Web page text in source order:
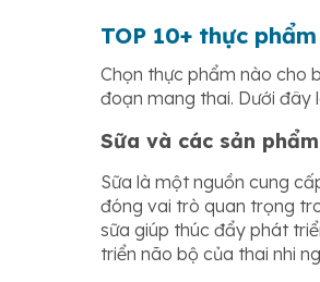
TOP 10+ thực
Chọn thực phẩm nào cho
đoạn mang thai. Dưới đây
Sữa và các sản
Sữa là một nguồn cung
đóng vai trò quan trọng
sữa giúp thúc đẩy phát
triển não bộ của thai nhi